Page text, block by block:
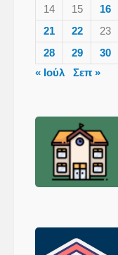
14
15 16
21
22 23
28
29 30
« Ιούλ
Σεπ »